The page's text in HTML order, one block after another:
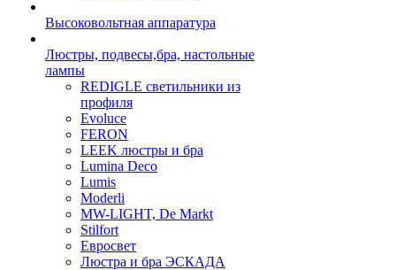
Высоковольтная аппаратура
Люстры, подвесы,бра, настольные
лампы
REDIGLE светильники из
профиля
Evoluce
FERON
LEEK люстры и бра
Lumina Deco
Lumis
Moderli
MW-LIGHT, De Markt
Stilfort
Евросвет
Люстра и бра ЭСКАДА